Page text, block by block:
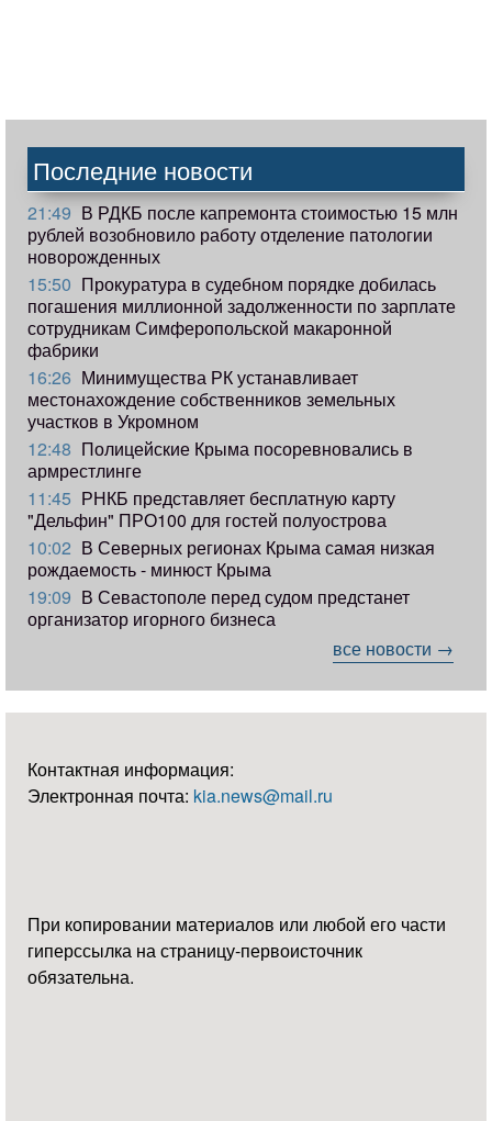
Последние новости
21:49 В РДКБ после капремонта стоимостью 15 млн
рублей возобновило работу отделение патологии
новорожденных
15:50 Прокуратура в судебном порядке добилась
погашения миллионной задолженности по зарплате
сотрудникам Симферопольской макаронной
фабрики
16:26 Минимущества РК устанавливает
местонахождение собственников земельных
участков в Укромном
12:48 Полицейские Крыма посоревновались в
армрестлинге
11:45 РНКБ представляет бесплатную карту
"Дельфин" ПРО100 для гостей полуострова
10:02 В Северных регионах Крыма самая низкая
рождаемость - минюст Крыма
19:09 В Севастополе перед судом предстанет
организатор игорного бизнеса
все новости →
Контактная информация:
Электронная почта: kia.news@mail.ru
При копировании материалов или любой его части
гиперссылка на страницу-первоисточник
обязательна.